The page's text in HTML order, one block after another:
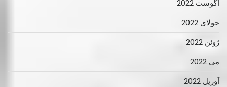
آگوست 2022
جولای 2022
ژوئن 2022
می 2022
آوریل 2022